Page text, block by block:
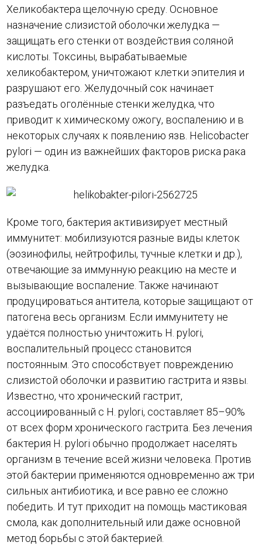
Хеликобактера щелочную среду. Основное
назначение слизистой оболочки желудка —
защищать его стенки от воздействия соляной
кислоты. Токсины, вырабатываемые
хеликобактером, уничтожают клетки эпителия и
разрушают его. Желудочный сок начинает
разъедать оголённые стенки желудка, что
приводит к химическому ожогу, воспалению и в
некоторых случаях к появлению язв. Helicobacter
pylori — один из важнейших факторов риска рака
желудка.
Кроме того, бактерия активизирует местный
иммунитет: мобилизуются разные виды клеток
(эозинофилы, нейтрофилы, тучные клетки и др.),
отвечающие за иммунную реакцию на месте и
вызывающие воспаление. Также начинают
продуцироваться антитела, которые защищают от
патогена весь организм. Если иммунитету не
удаётся полностью уничтожить H. pylori,
воспалительный процесс становится
постоянным. Это способствует повреждению
слизистой оболочки и развитию гастрита и язвы.
Известно, что хронический гастрит,
ассоциированный с H. pylori, составляет 85–90%
от всех форм хронического гастрита. Без лечения
бактерия H. pylori обычно продолжает населять
организм в течение всей жизни человека. Против
этой бактерии применяются одновременно аж три
сильных антибиотика, и все равно ее сложно
победить. И тут приходит на помощь мастиковая
смола, как дополнительный или даже основной
метод борьбы с этой бактерией.